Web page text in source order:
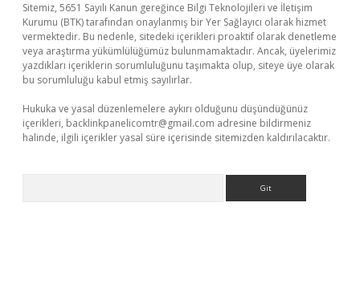
Sitemiz, 5651 Sayılı Kanun gereğince Bilgi Teknolojileri ve İletişim
Kurumu (BTK) tarafından onaylanmış bir Yer Sağlayıcı olarak hizmet
vermektedir. Bu nedenle, sitedeki içerikleri proaktif olarak denetleme
veya araştırma yükümlülüğümüz bulunmamaktadır. Ancak, üyelerimiz
yazdıkları içeriklerin sorumluluğunu taşımakta olup, siteye üye olarak
bu sorumluluğu kabul etmiş sayılırlar.
Hukuka ve yasal düzenlemelere aykırı olduğunu düşündüğünüz
içerikleri, backlinkpanelicomtr@gmail.com adresine bildirmeniz
halinde, ilgili içerikler yasal süre içerisinde sitemizden kaldırılacaktır.